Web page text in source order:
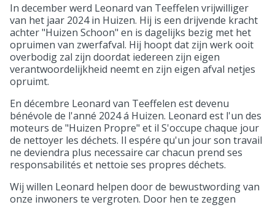
In december werd Leonard van Teeffelen vrijwilliger
van het jaar 2024 in Huizen. Hij is een drijvende kracht
achter "Huizen Schoon" en is dagelijks bezig met het
opruimen van zwerfafval. Hij hoopt dat zijn werk ooit
overbodig zal zijn doordat iedereen zijn eigen
verantwoordelijkheid neemt en zijn eigen afval netjes
opruimt.
En décembre Leonard van Teeffelen est devenu
bénévole de l'anné 2024 á Huizen. Leonard est l'un des
moteurs de "Huizen Propre" et il S'occupe chaque jour
de nettoyer les déchets. Il espére qu'un jour son travail
ne deviendra plus necessaire car chacun prend ses
responsabilités et nettoie ses propres déchets.
Wij willen Leonard helpen door de bewustwording van
onze inwoners te vergroten. Door hen te zeggen